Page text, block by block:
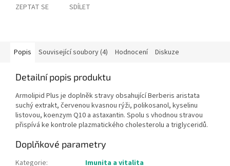
ZEPTAT SE SDÍLET
Popis Související soubory (4) Hodnocení Diskuze
Detailní popis produktu
Armolipid Plus je doplněk stravy obsahující Berberis aristata
suchý extrakt, červenou kvasnou rýži, polikosanol, kyselinu
listovou, koenzym Q10 a astaxantin. Spolu s vhodnou stravou
přispívá ke kontrole plazmatického cholesterolu a triglyceridů.
Doplňkové parametry
Kategorie:
Imunita a vitalita